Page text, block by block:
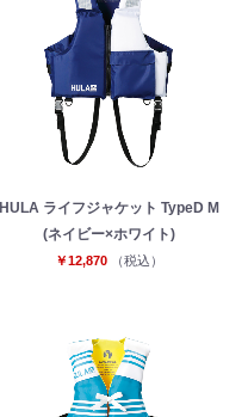
HULA ライフジャケット TypeD M
(ネイビー×ホワイト)
￥12,870 （税込）